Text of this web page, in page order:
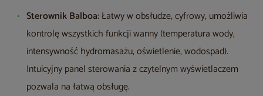
Sterownik Balboa:Łatwy w obsłudze, cyfrowy, umożliwia
kontrolę wszystkich funkcji wanny (temperatura wody,
intensywność hydromasażu, oświetlenie, wodospad).
Intuicyjny panel sterowania z czytelnym wyświetlaczem
pozwala na łatwą obsługę.